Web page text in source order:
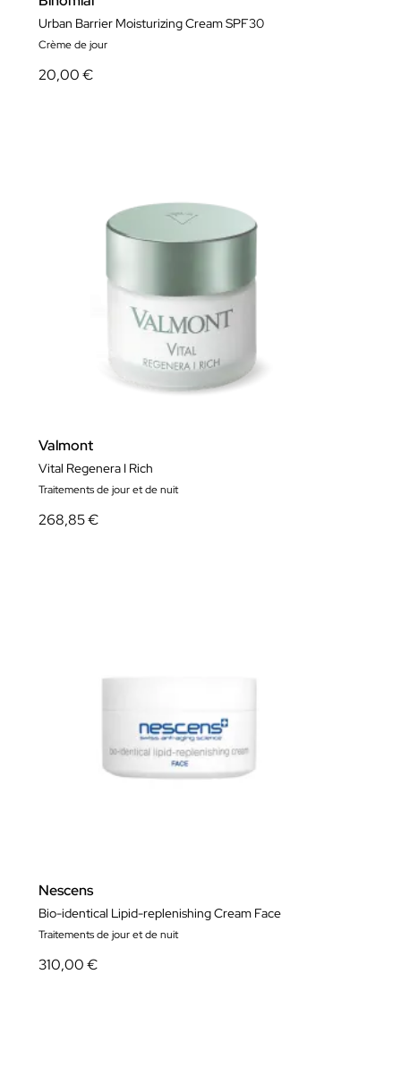
Urban Barrier Moisturizing Cream SPF30
Crème de jour
20,00 €
Valmont
Vital Regenera I Rich
Traitements de jour et de nuit
268,85 €
Nescens
Bio-identical Lipid-replenishing Cream Face
Traitements de jour et de nuit
310,00 €